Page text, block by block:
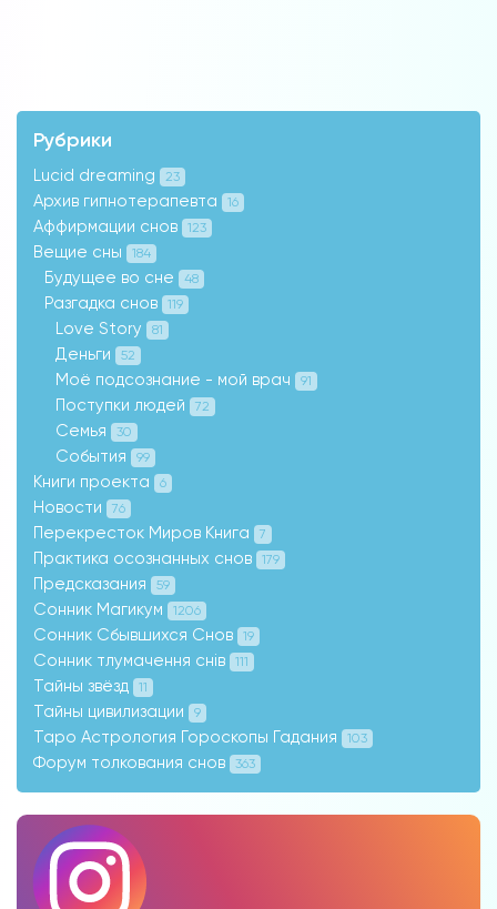
Рубрики
Lucid dreaming 23
Архив гипнотерапевта 16
Аффирмации снов 123
Вещие сны 184
Будущее во сне 48
Разгадка снов 119
Love Story 81
Деньги 52
Моё подсознание - мой врач 91
Поступки людей 72
Семья 30
События 99
Книги проекта 6
Новости 76
Перекресток Миров Книга 7
Практика осознанных снов 179
Предсказания 59
Сонник Магикум 1206
Сонник Сбывшихся Снов 19
Сонник тлумачення снів 111
Тайны звёзд 11
Тайны цивилизации 9
Таро Астрология Гороскопы Гадания 103
Форум толкования снов 363